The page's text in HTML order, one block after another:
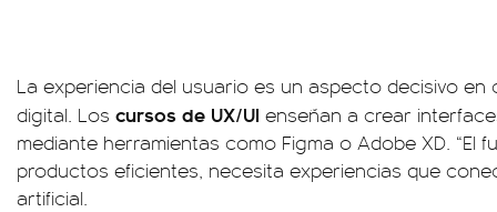
La experiencia del usuario es un aspecto decisivo
digital. Los cursos de UX/UI enseñan a crear
mediante herramientas como Figma o Adobe XD. “El
productos eficientes, necesita experiencias que
artificial.